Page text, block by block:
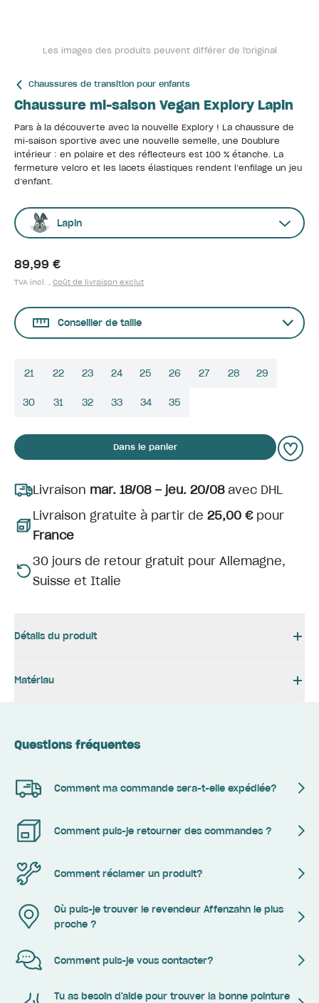
Les images des produits peuvent différer de l'original
Chaussures de transition pour enfants
Chaussure mi-saison Vegan Explory Lapin
Pars à la découverte avec la nouvelle Explory ! La chaussure de
mi-saison sportive avec une nouvelle semelle, une Doublure
intérieur : en polaire et des réflecteurs est 100 % étanche. La
fermeture velcro et les lacets élastiques rendent l’enfilage un jeu
d’enfant.
Lapin
89,99 €
TVA incl. , Coût de livraison exclut
Conseiller de taille
21 22 23 24 25 26 27 28 29
30 31 32 33 34 35
Dans le panier
Livraison mar. 18/08 – jeu. 20/08avec DHL
Livraison gratuite à partir de 25,00 €pour
France
30 jours de retour gratuit pour Allemagne,
Suisse et Italie
Détails du produit
Matériau
Questions fréquentes
Comment ma commande sera-t-elle expédiée?
Comment puis-je retourner des commandes ?
Comment réclamer un produit?
Où puis-je trouver le revendeur Affenzahn le plus
proche ?
Comment puis-je vous contacter?
Tu as besoin d'aide pour trouver la bonne pointure